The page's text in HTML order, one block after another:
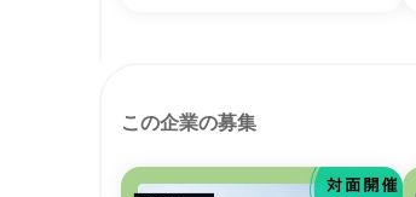
この企業の募集